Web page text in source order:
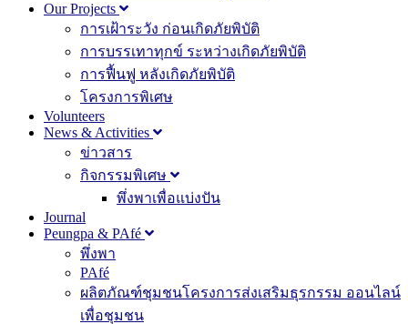
Our Projects
การเฝ้าระวัง ก่อนเกิดภัยพิบัติ
การบรรเทาทุกข์ ระหว่างเกิดภัยพิบัติ
การฟื้นฟู หลังเกิดภัยพิบัติ
โครงการพิเศษ
Volunteers
News & Activities
ข่าวสาร
กิจกรรมพิเศษ
พึ่งพาเพื่อแบ่งปัน
Journal
Peungpa & PAfé
พึ่งพา
PAfé
ผลิตภัณฑ์ชุมชนโครงการส่งเสริมธุรกรรม ออนไลน์
เพื่อชุมชน